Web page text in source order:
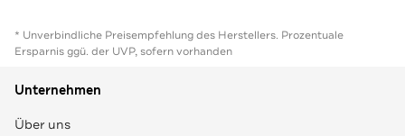
* Unverbindliche Preisempfehlung des Herstellers. Prozentuale
Ersparnis ggü. der UVP, sofern vorhanden
Unternehmen
Über uns